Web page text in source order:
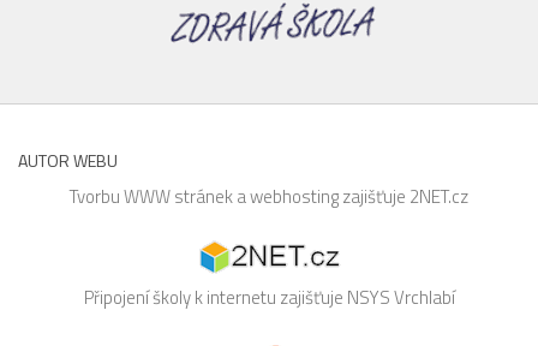
AUTOR WEBU
Tvorbu WWW stránek a webhosting zajišťuje 2NET.cz
Připojení školy k internetu zajišťuje NSYSVrchlabí